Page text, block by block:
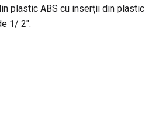
plastic ABS cu inserții din plastic
1/ 2″.